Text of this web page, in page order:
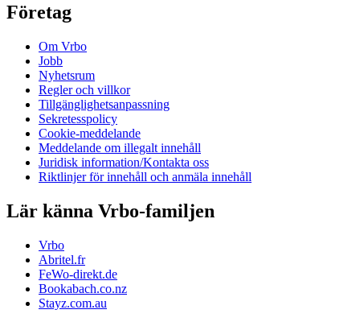
Företag
Om Vrbo
Jobb
Nyhetsrum
Regler och villkor
Tillgänglighetsanpassning
Sekretesspolicy
Cookie-meddelande
Meddelande om illegalt innehåll
Juridisk information/Kontakta oss
Riktlinjer för innehåll och anmäla innehåll
Lär känna Vrbo-familjen
Vrbo
Abritel.fr
FeWo-direkt.de
Bookabach.co.nz
Stayz.com.au